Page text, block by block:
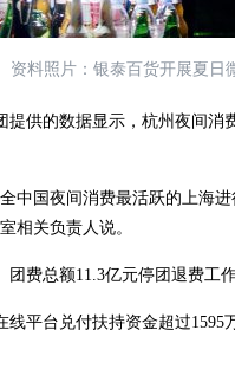
资料照片：银泰百货开展夏日
的数据显示，杭州夜间消
国夜间消费最活跃的上海
相关负责人说。
费总额11.3亿元停团退费工作
台兑付扶持资金超过1595